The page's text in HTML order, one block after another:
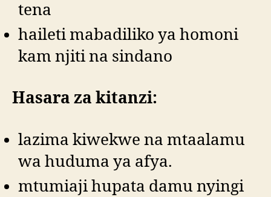
tena
haileti mabadiliko ya homoni
kam njiti na sindano
Hasara za kitanzi:
lazima kiwekwe na mtaalamu
wa huduma ya afya.
mtumiaji hupata damu nyingi